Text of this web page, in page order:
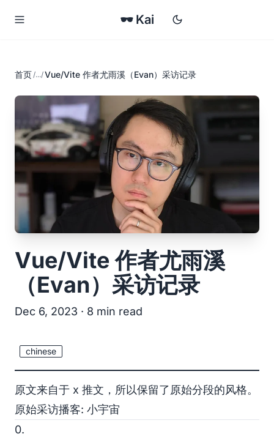
🕶 Kai
首页 Vue/Vite 作者尤雨溪（Evan）采访记录
Vue/Vite 作者尤雨溪
（Evan）采访记录
Dec 6, 2023 · 8 min read
chinese
原文来自于 x 推文 ，所以保留了原始分段的风格。
原始采访播客: 小宇宙
0.